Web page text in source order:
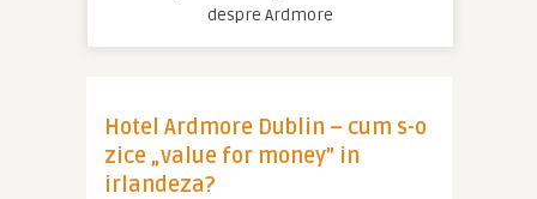
despre Ardmore
Hotel Ardmore Dublin – cum s-o
zice „value for money” in
irlandeza?